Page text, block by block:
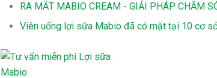
RA MẮT MABIO CREAM - GIẢI PHÁP CHĂM
Viên uống lợi sữa Mabio đã có mặt tại 10 cơ